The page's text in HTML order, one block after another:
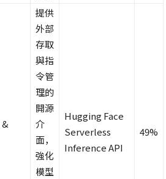
提供
外部
存取
與指
令管
理的
開源
介
面，
強化
模型
Hugging Face
Serverless
Inference API
49%